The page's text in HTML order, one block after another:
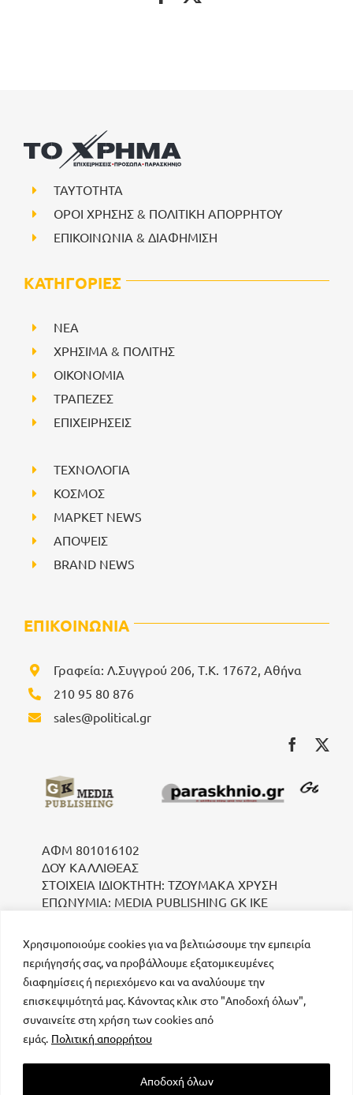
Χρησιμοποιούμε cookies για να βελτιώσουμε την εμπειρία
περιήγησής σας, να προβάλλουμε εξατομικευμένες
διαφημίσεις ή περιεχόμενο και να αναλύουμε την
επισκεψιμότητά μας. Κάνοντας κλικ στο "Αποδοχή όλων",
συναινείτε στη χρήση των cookies από
εμάς. Πολιτική απορρήτου
Αποδοχή όλων
ΤΑΥΤΟΤΗΤΑ
ΟΡΟΙ ΧΡΗΣΗΣ & ΠΟΛΙΤΙΚΗ ΑΠΟΡΡΗΤΟΥ
ΕΠΙΚΟΙΝΩΝΙΑ & ΔΙΑΦΗΜΙΣΗ
ΚΑΤΗΓΟΡΙΕΣ
NEA
ΧΡΗΣΙΜΑ & ΠΟΛΙΤΗΣ
ΟΙΚΟΝΟΜΙΑ
ΤΡΑΠΕΖΕΣ
ΕΠΙΧΕΙΡΗΣΕΙΣ
ΤΕΧΝΟΛΟΓΙΑ
ΚΟΣΜΟΣ
ΜΑΡΚΕΤ NEWS
ΑΠΟΨΕΙΣ
BRAND NEWS
ΕΠΙΚΟΙΝΩΝΙΑ
Γραφεία: Λ.Συγγρού 206, Τ.Κ. 17672, Αθήνα
210 95 80 876
sales@political.gr
ΑΦΜ 801016102
ΔΟΥ ΚΑΛΛΙΘΕΑΣ
ΣΤΟΙΧΕΙΑ ΙΔΙΟΚΤΗΤΗ: ΤΖΟΥΜΑΚΑ ΧΡΥΣΗ
ΕΠΩΝΥΜΙΑ: MEDIA PUBLISHING GK IKE
μοναδικός αριθμός Μ.Η.Τ. 232223